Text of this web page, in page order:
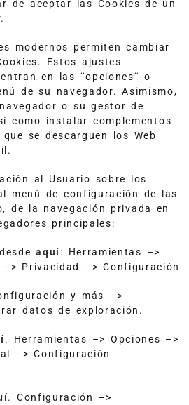
de aceptar las Cookies de un
modernos permiten cambiar
Estos ajustes
en las ¨opciones¨ o
de su navegador. Asimismo,
o su gestor de
como instalar complementos
se descarguen los Web
al Usuario sobre los
menú de configuración de las
de la navegación privada en
principales:
aquí: Herramientas –>
Privacidad –> Configuración
y más –>
datos de exploración.
. Herramientas –> Opciones –>
–> Configuración
.
Configuración –>